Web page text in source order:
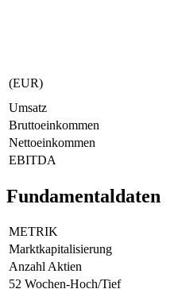
(EUR)
Umsatz
Bruttoeinkommen
Nettoeinkommen
EBITDA
Fundamentaldaten
METRIK
Marktkapitalisierung
Anzahl Aktien
52 Wochen-Hoch/Tief